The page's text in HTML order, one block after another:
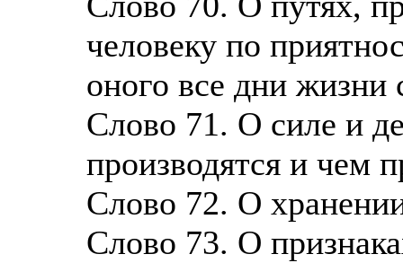
человеку по
оного все дни жизни
Слово 71. О силе и
производятся и чем
Слово 72. О
Слово 73. О